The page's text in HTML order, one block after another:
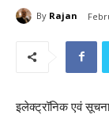
By Rajan
इलेक्ट्रॉनिक एवं सूचना